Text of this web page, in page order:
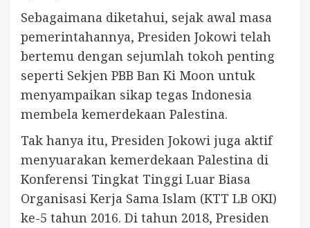
Sebagaimana diketahui, sejak awal masa
pemerintahannya, Presiden Jokowi telah
bertemu dengan sejumlah tokoh penting
seperti Sekjen PBB Ban Ki Moon untuk
menyampaikan sikap tegas Indonesia
membela kemerdekaan Palestina.
Tak hanya itu, Presiden Jokowi juga aktif
menyuarakan kemerdekaan Palestina di
Konferensi Tingkat Tinggi Luar Biasa
Organisasi Kerja Sama Islam (KTT LB OKI)
ke-5 tahun 2016. Di tahun 2018, Presiden